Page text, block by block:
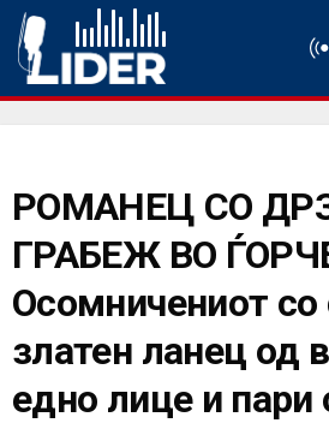
РОМАНЕЦ СО
ГРАБЕЖ ВО
Осомничениот со
златен ланец од
едно лице и пари